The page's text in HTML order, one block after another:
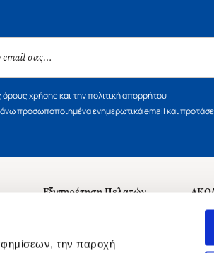
την παροχή
χρήσης και την πολιτική απορρήτου
προσωποποιημένα ενημερωτικά email και
Εξυπηρέτηση Πελατών